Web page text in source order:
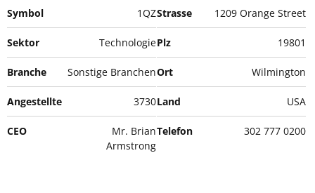
Symbol 1QZ
Sektor Technologie
Branche Sonstige Branchen
Angestellte 3730
CEO
Mr. Brian
Armstrong
Strasse 1209 Orange Street
Plz 19801
Ort Wilmington
Land USA
Telefon 302 777 0200